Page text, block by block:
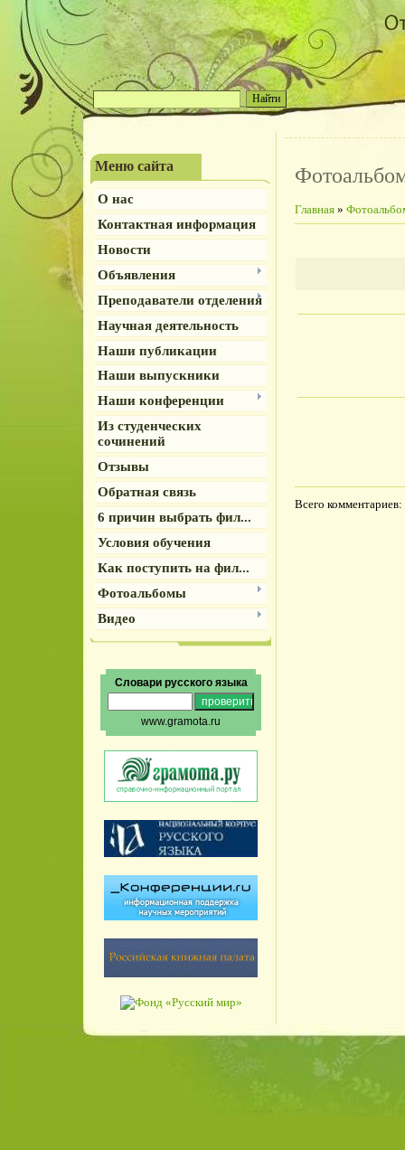
Меню сайта
О нас
Контактная информация
Новости
Объявления
Преподаватели отделения
Научная деятельность
Наши публикации
Наши выпускники
Наши конференции
Из студенческих
сочинений
Отзывы
Обратная связь
6 причин выбрать фил...
Условия обучения
Как поступить на фил...
Фотоальбомы
Видео
Словари русского языка
www.gramota.ru
Главная »
Всего комментариев: